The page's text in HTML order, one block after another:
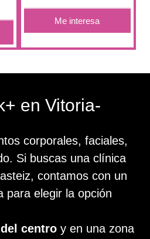
Me interesa
en Vitoria-
corporales, faciales,
Si buscas una clínica
contamos con un
para elegir la opción
centro y en una zona